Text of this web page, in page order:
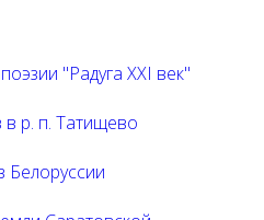
"Радуга XXI век"
р. п. Татищево
Белоруссии